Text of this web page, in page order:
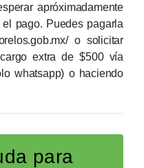
apróximadamente
pago. Puedes pagarla
o solicitar
extra de $500 vía
whatsapp) o haciendo
para